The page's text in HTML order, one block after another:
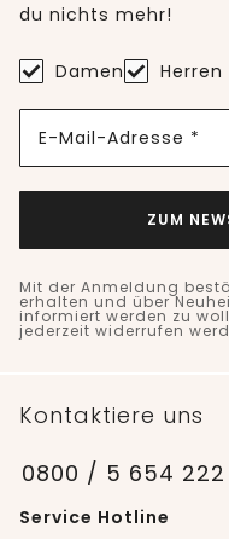
du nichts mehr!
Damen Herren
E-Mail-Adresse *
ZUM
Mit der Anmeldung
erhalten und über
informiert werden zu
jederzeit widerrufen
Kontaktiere uns
0800 / 5 654 222
Service Hotline